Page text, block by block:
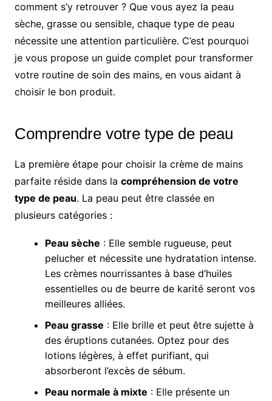
comment s’y retrouver ? Que vous ayez la peau
sèche, grasse ou sensible, chaque type de peau
nécessite une attention particulière. C’est pourquoi
je vous propose un guide complet pour transformer
votre routine de soin des mains, en vous aidant à
choisir le bon produit.
Comprendre votre type de peau
La première étape pour choisir la crème de mains
parfaite réside dans la compréhension de votre
type de peau. La peau peut être classée en
plusieurs catégories :
Peau sèche : Elle semble rugueuse, peut
pelucher et nécessite une hydratation intense.
Les crèmes nourrissantes à base d’huiles
essentielles ou de beurre de karité seront vos
meilleures alliées.
Peau grasse : Elle brille et peut être sujette à
des éruptions cutanées. Optez pour des
lotions légères, à effet purifiant, qui
absorberont l’excès de sébum.
Peau normale à mixte : Elle présente un